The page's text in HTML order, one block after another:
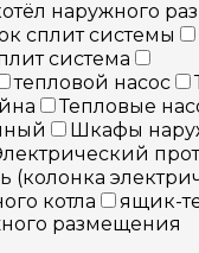
наружного
сплит системы
система
тепловой насос
Тепловые
Шкафы
(колонка
котла
ящик-
размещения